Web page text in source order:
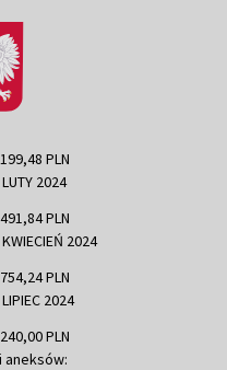
PLN
2024
PLN
2024
PLN
2024
PLN
aneksów: